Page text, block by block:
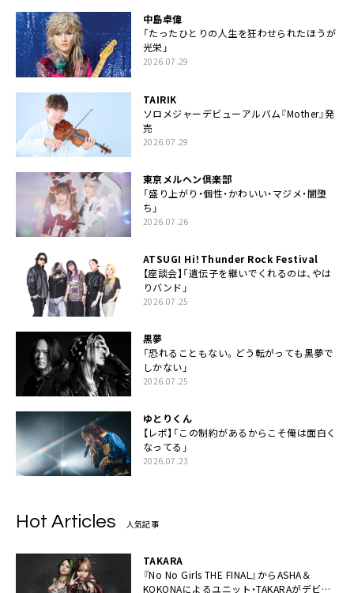
中島卓偉
「たったひとりの人生を狂わせられたほうが
光栄」
2026.07.29
TAIRIK
ソロメジャーデビューアルバム『Mother』発
売
2026.07.29
東京メルヘン倶楽部
「盛り上がり・個性・かわいい・マジメ・闇堕
ち」
2026.07.26
ATSUGI Hi！Thunder Rock Festival
【座談会】「遺伝子を継いでくれるのは、やは
りバンド」
2026.07.25
黒夢
「恐れることもない。どう転がっても黒夢で
しかない」
2026.07.25
ゆとりくん
【レポ】「この制約があるからこそ俺は面白く
なってる」
2026.07.23
Hot Articles 人気記事
TAKARA
『No No Girls THE FINAL』からASHA＆
KOKONAによるユニット・TAKARAがデビュ